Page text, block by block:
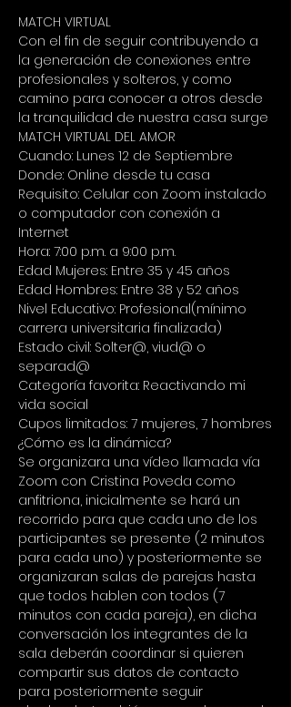
MATCH VIRTUAL
Con el fin de seguir contribuyendo a
la generación de conexiones entre
profesionales y solteros, y como
camino para conocer a otros desde
la tranquilidad de nuestra casa surge
MATCH VIRTUAL DEL AMOR
Cuando: Lunes 12 de Septiembre
Donde: Online desde tu casa
Requisito: Celular con Zoom instalado
o computador con conexión a
Internet
Hora: 7:00 p.m. a 9:00 p.m.
Edad Mujeres: Entre 35 y 45 años
Edad Hombres: Entre 38 y 52 años
Nivel Educativo: Profesional(mínimo
carrera universitaria finalizada)
Estado civil: Solter@, viud@ o
separad@
Categoría favorita: Reactivando mi
vida social
Cupos limitados: 7 mujeres, 7 hombres
¿Cómo es la dinámica?
Se organizara una vídeo llamada vía
Zoom con Cristina Poveda como
anfitriona, inicialmente se hará un
recorrido para que cada uno de los
participantes se presente (2 minutos
para cada uno) y posteriormente se
organizaran salas de parejas hasta
que todos hablen con todos (7
minutos con cada pareja), en dicha
conversación los integrantes de la
sala deberán coordinar si quieren
compartir sus datos de contacto
para posteriormente seguir